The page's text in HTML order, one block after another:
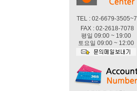
TEL : 02-6679-3505~7
FAX : 02-2618-7078
평일 09:00 ~ 19:00
토요일 09:00 ~ 12:00